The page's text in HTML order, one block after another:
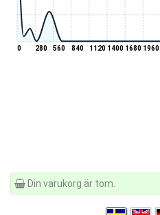
0 280 560 840 1120 1400 1680 1960
Din varukorg är tom.